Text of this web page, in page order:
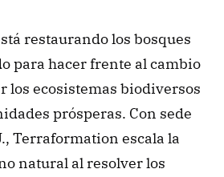
restaurando los bosques
para hacer frente al cambio
los ecosistemas biodiversos
prósperas. Con sede
Terraformation escala la
natural al resolver los